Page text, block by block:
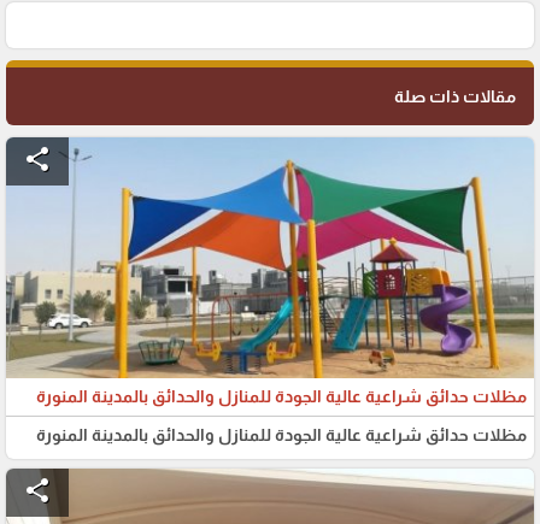
مقالات ذات صلة
share
مظلات حدائق شراعية عالية الجودة للمنازل والحدائق بالمدينة المنورة
مظلات حدائق شراعية عالية الجودة للمنازل والحدائق بالمدينة المنورة
share